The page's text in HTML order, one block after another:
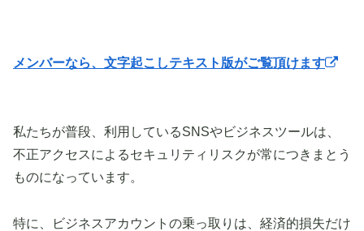
メンバーなら、文字起こしテキスト版がご覧頂けます
私たちが普段、利用しているSNSやビジネスツールは、
不正アクセスによるセキュリティリスクが常につきまとう
ものになっています。
特に、ビジネスアカウントの乗っ取りは、経済的損失だけ